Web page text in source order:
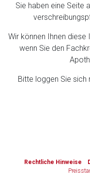
Sie haben eine Seite
Wir können Ihnen
wenn Sie den
Bitte loggen Sie sich
Rechtliche Hinweise